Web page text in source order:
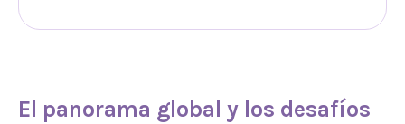
El panorama global y los desafíos